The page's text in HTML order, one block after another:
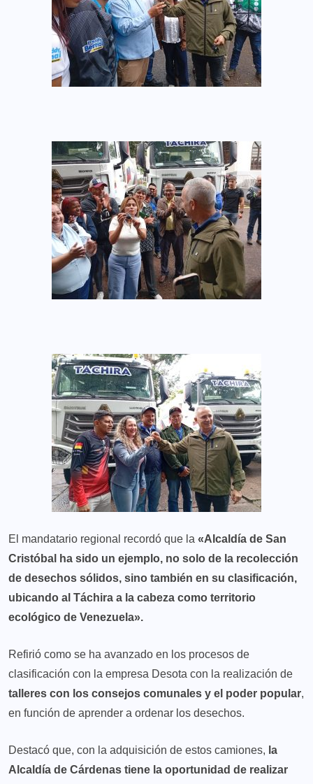
El mandatario regional recordó que la «Alcaldía de San
Cristóbal ha sido un ejemplo, no solo de la recolección
de desechos sólidos, sino también en su clasificación,
ubicando al Táchira a la cabeza como territorio
ecológico de Venezuela».
Refirió como se ha avanzado en los procesos de
clasificación con la empresa Desota con la realización de
talleres con los consejos comunales y el poder popular,
en función de aprender a ordenar los desechos.
Destacó que, con la adquisición de estos camiones, la
Alcaldía de Cárdenas tiene la oportunidad de realizar